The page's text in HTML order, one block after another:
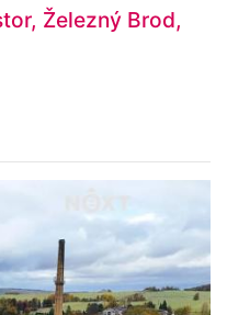
Železný Brod,